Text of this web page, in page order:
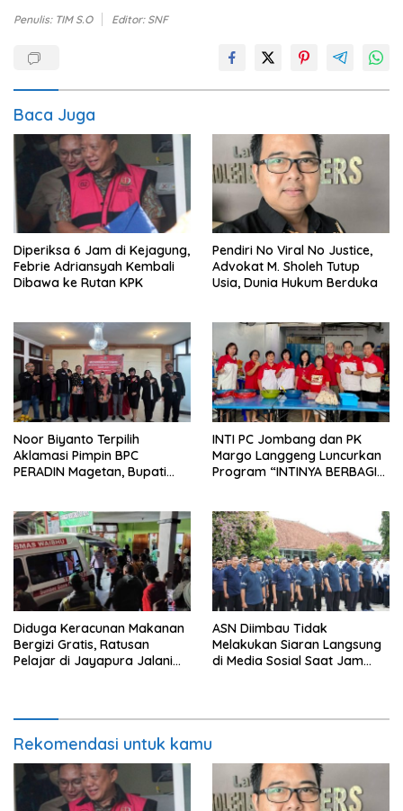
Penulis: TIM S.O Editor: SNF
Baca Juga
Diperiksa 6 Jam di Kejagung,
Febrie Adriansyah Kembali
Dibawa ke Rutan KPK
Pendiri No Viral No Justice,
Advokat M. Sholeh Tutup
Usia, Dunia Hukum Berduka
Noor Biyanto Terpilih
Aklamasi Pimpin BPC
PERADIN Magetan, Bupati
INTI PC Jombang dan PK
Margo Langgeng Luncurkan
Program “INTINYA BERBAGI”,
Diduga Keracunan Makanan
Bergizi Gratis, Ratusan
Pelajar di Jayapura Jalani
ASN Diimbau Tidak
Melakukan Siaran Langsung
di Media Sosial Saat Jam
Rekomendasi untuk kamu